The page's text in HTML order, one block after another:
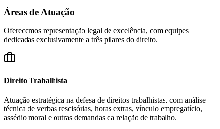
Áreas de Atuação
Oferecemos representação legal de excelência, com equipes
dedicadas exclusivamente a três pilares do direito.
Direito Trabalhista
Atuação estratégica na defesa de direitos trabalhistas, com análise
técnica de verbas rescisórias, horas extras, vínculo empregatício,
assédio moral e outras demandas da relação de trabalho.